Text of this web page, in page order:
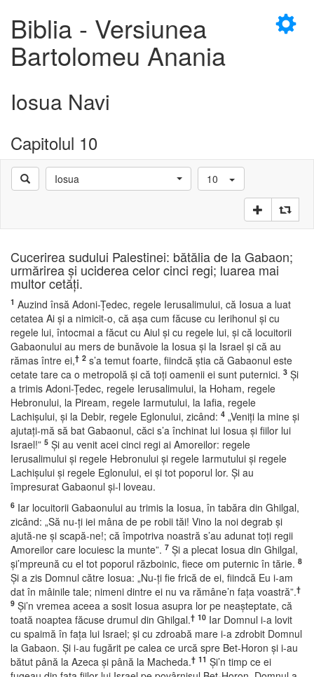
×
Biblia - Versiunea
Bartolomeu Anania
Iosua Navi
Capitolul 10
Iosua 10
Cucerirea sudului Palestinei: bătălia de la Gabaon;
urmărirea şi uciderea celor cinci regi; luarea mai
multor cetăţi.
1 Auzind însă Adoni-Ţedec, regele Ierusalimului, că Iosua a luat
cetatea Ai şi a nimicit-o, că aşa cum făcuse cu Ierihonul şi cu
regele lui, întocmai a făcut cu Aiul şi cu regele lui, şi că locuitorii
Gabaonului au mers de bunăvoie la Iosua şi la Israel şi că au
rămas între ei,† 2 s’a temut foarte, fiindcă ştia că Gabaonul este
cetate tare ca o metropolă şi că toţi oamenii ei sunt puternici. 3 Şi
a trimis Adoni-Ţedec, regele Ierusalimului, la Hoham, regele
Hebronului, la Piream, regele Iarmutului, la Iafia, regele
Lachişului, şi la Debir, regele Eglonului, zicând: 4 „Veniţi la mine şi
ajutaţi-mă să bat Gabaonul, căci s’a închinat lui Iosua şi fiilor lui
Israel!” 5 Şi au venit acei cinci regi ai Amoreilor: regele
Ierusalimului şi regele Hebronului şi regele Iarmutului şi regele
Lachişului şi regele Eglonului, ei şi tot poporul lor. Şi au
împresurat Gabaonul şi-l loveau.
6 Iar locuitorii Gabaonului au trimis la Iosua, în tabăra din Ghilgal,
zicând: „Să nu-ţi iei mâna de pe robii tăi! Vino la noi degrab şi
ajută-ne şi scapă-ne!; că împotriva noastră s’au adunat toţi regii
Amoreilor care locuiesc la munte”. 7 Şi a plecat Iosua din Ghilgal,
şi’mpreună cu el tot poporul războinic, fiece om puternic în tărie. 8
Şi a zis Domnul către Iosua: „Nu-ţi fie frică de ei, fiindcă Eu i-am
dat în mâinile tale; nimeni dintre ei nu va rămâne’n faţa voastră”.†
9 Şi’n vremea aceea a sosit Iosua asupra lor pe neaşteptate, că
toată noaptea făcuse drumul din Ghilgal.† 10 Iar Domnul i-a lovit
cu spaimă în faţa lui Israel; şi cu zdroabă mare i-a zdrobit Domnul
la Gabaon. Şi i-au fugărit pe calea ce urcă spre Bet-Horon şi i-au
bătut până la Azeca şi până la Macheda.† 11 Şi’n timp ce ei